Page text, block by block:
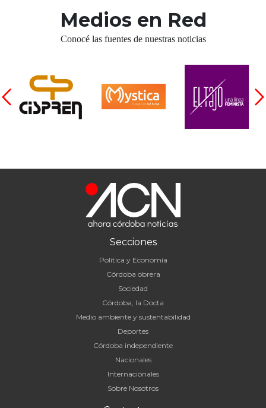
Medios en Red
Conocé las fuentes de nuestras noticias
Secciones
Política y Economía
Córdoba obrera
Sociedad
Córdoba, la Docta
Medio ambiente y sustentabilidad
Deportes
Córdoba independiente
Nacionales
Internacionales
Sobre Nosotros